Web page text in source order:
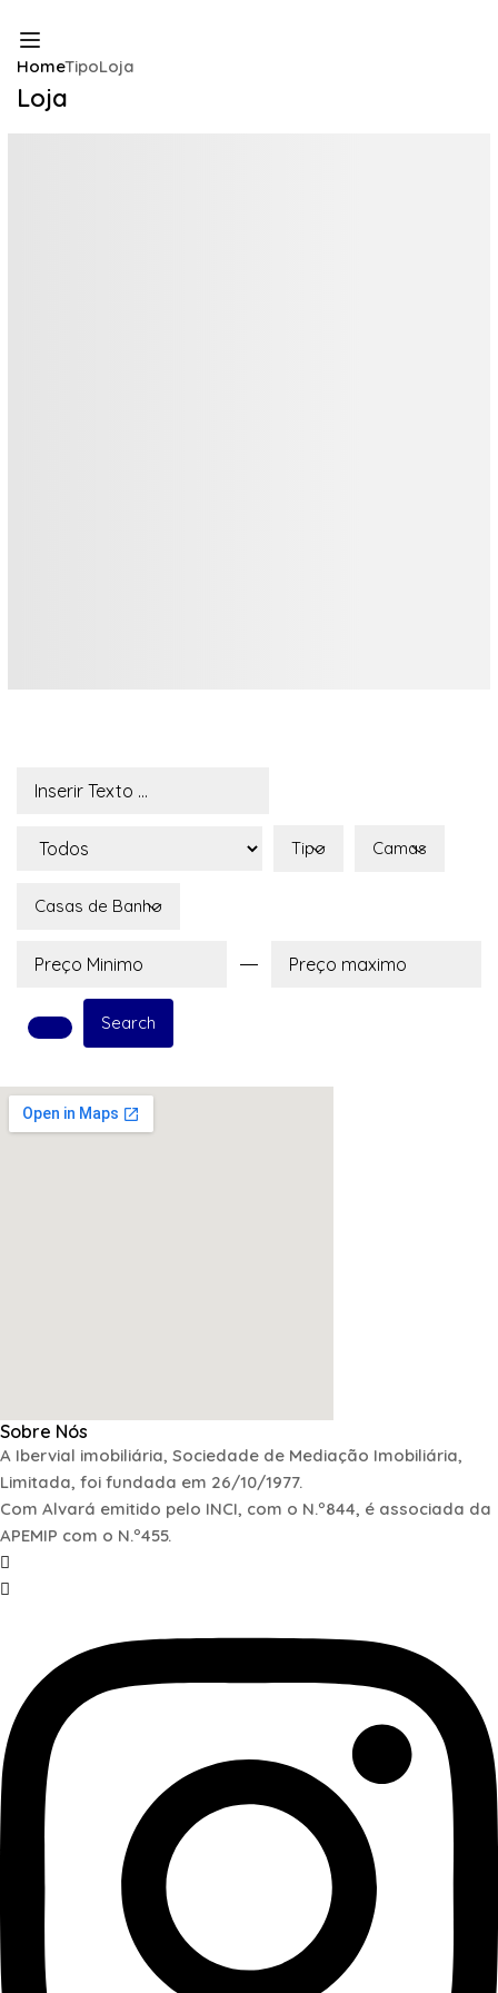
HomeTipoLoja
Loja
Tipo Camas
Casas de Banho
Search
Sobre Nós
A Ibervial imobiliária, Sociedade de Mediação Imobiliária,
Limitada, foi fundada em 26/10/1977.
Com Alvará emitido pelo INCI, com o N.º844, é associada da
APEMIP com o N.º455.